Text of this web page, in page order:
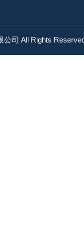
公司 All Rights